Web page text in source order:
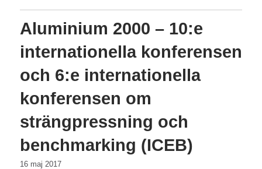
Aluminium 2000 – 10:e
internationella konferensen
och 6:e inter­nat­ionella
konferensen om
strängpressning och
benchmarking (ICEB)
16 maj 2017